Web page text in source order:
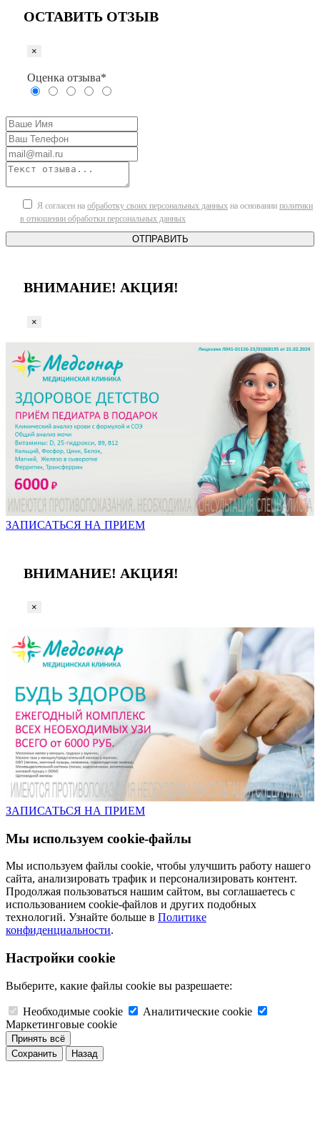
ОСТАВИТЬ ОТЗЫВ
×
Оценка отзыва*
Я согласен на обработку своих персональных данных на основании политики
в отношении обработки персональных данных
ОТПРАВИТЬ
ВНИМАНИЕ! АКЦИЯ!
×
ЗАПИСАТЬСЯ НА ПРИЕМ
ВНИМАНИЕ! АКЦИЯ!
×
ЗАПИСАТЬСЯ НА ПРИЕМ
Мы используем cookie-файлы
Мы используем файлы cookie, чтобы улучшить работу нашего
сайта, анализировать трафик и персонализировать контент.
Продолжая пользоваться нашим сайтом, вы соглашаетесь с
использованием cookie-файлов и других подобных
технологий. Узнайте больше в Политике
конфиденциальности.
Настройки cookie
Выберите, какие файлы cookie вы разрешаете:
Необходимые cookie
Аналитические cookie
Маркетинговые cookie
Принять всё
Сохранить
Назад